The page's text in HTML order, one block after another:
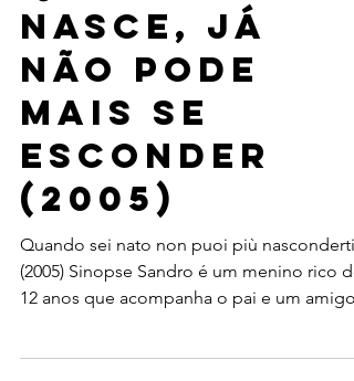
Quando se
nasce, já
não pode
mais se
esconder
(2005)
Quando sei nato non puoi più nasconderti
(2005) Sinopse Sandro é um menino rico de
num cruzeiro de...